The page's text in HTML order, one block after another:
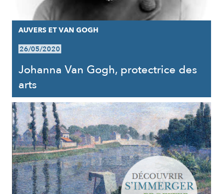
AUVERS ET VAN GOGH
26/05/2020
Johanna Van Gogh, protectrice des
arts